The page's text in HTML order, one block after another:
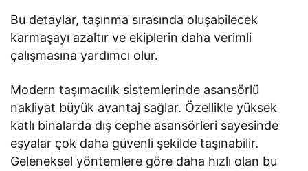
Bu detaylar, taşınma sırasında oluşabilecek
karmaşayı azaltır ve ekiplerin daha verimli
çalışmasına yardımcı olur.
Modern taşımacılık sistemlerinde asansörlü
nakliyat büyük avantaj sağlar. Özellikle yüksek
katlı binalarda dış cephe asansörleri sayesinde
eşyalar çok daha güvenli şekilde taşınabilir.
Geleneksel yöntemlere göre daha hızlı olan bu